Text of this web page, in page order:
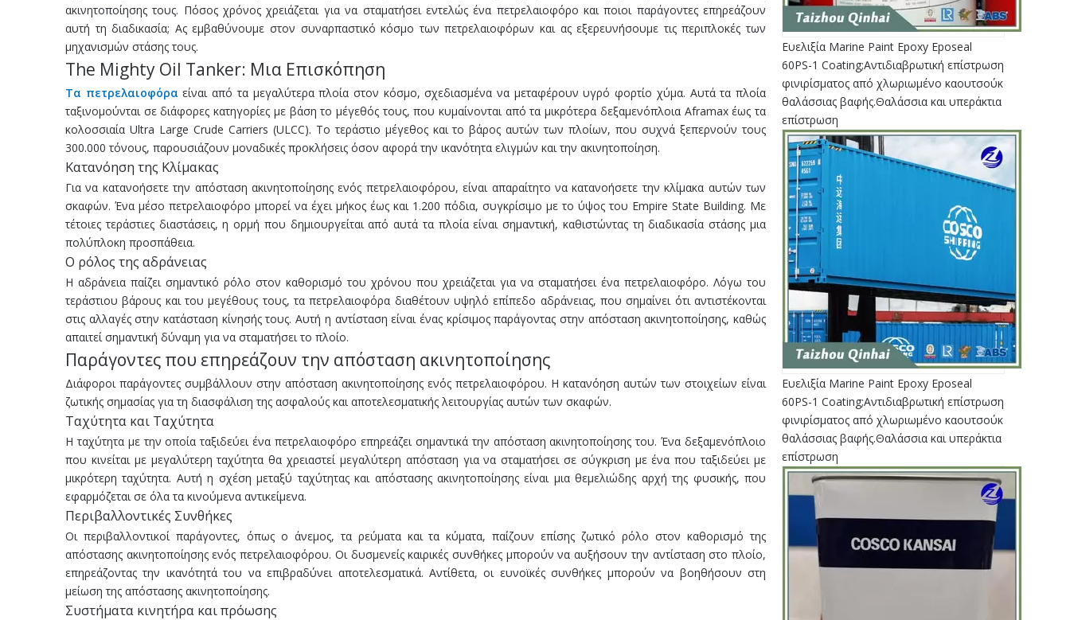
ακινητοποίησης τους. Πόσος χρόνος χρειάζεται για να σταματήσει εντελώς ένα πετρελαιοφόρο και ποιοι παράγοντες επηρεάζουν
αυτή τη διαδικασία; Ας εμβαθύνουμε στον συναρπαστικό κόσμο των πετρελαιοφόρων και ας εξερευνήσουμε τις περιπλοκές των
μηχανισμών στάσης τους.
The Mighty Oil Tanker: Μια Επισκόπηση
Τα πετρελαιοφόραείναι από τα μεγαλύτερα πλοία στον κόσμο, σχεδιασμένα να μεταφέρουν υγρό φορτίο χύμα. Αυτά τα πλοία
ταξινομούνται σε διάφορες κατηγορίες με βάση το μέγεθός τους, που κυμαίνονται από τα μικρότερα δεξαμενόπλοια Aframax έως τα
κολοσσιαία Ultra Large Crude Carriers (ULCC). Το τεράστιο μέγεθος και το βάρος αυτών των πλοίων, που συχνά ξεπερνούν τους
300.000 τόνους, παρουσιάζουν μοναδικές προκλήσεις όσον αφορά την ικανότητα ελιγμών και την ακινητοποίηση.
Κατανόηση της Κλίμακας
Για να κατανοήσετε την απόσταση ακινητοποίησης ενός πετρελαιοφόρου, είναι απαραίτητο να κατανοήσετε την κλίμακα αυτών των
σκαφών. Ένα μέσο πετρελαιοφόρο μπορεί να έχει μήκος έως και 1.200 πόδια, συγκρίσιμο με το ύψος του Empire State Building. Με
τέτοιες τεράστιες διαστάσεις, η ορμή που δημιουργείται από αυτά τα πλοία είναι σημαντική, καθιστώντας τη διαδικασία στάσης μια
πολύπλοκη προσπάθεια.
Ο ρόλος της αδράνειας
Η αδράνεια παίζει σημαντικό ρόλο στον καθορισμό του χρόνου που χρειάζεται για να σταματήσει ένα πετρελαιοφόρο. Λόγω του
τεράστιου βάρους και του μεγέθους τους, τα πετρελαιοφόρα διαθέτουν υψηλό επίπεδο αδράνειας, που σημαίνει ότι αντιστέκονται
στις αλλαγές στην κατάσταση κίνησής τους. Αυτή η αντίσταση είναι ένας κρίσιμος παράγοντας στην απόσταση ακινητοποίησης, καθώς
απαιτεί σημαντική δύναμη για να σταματήσει το πλοίο.
Παράγοντες που επηρεάζουν την απόσταση ακινητοποίησης
Διάφοροι παράγοντες συμβάλλουν στην απόσταση ακινητοποίησης ενός πετρελαιοφόρου. Η κατανόηση αυτών των στοιχείων είναι
ζωτικής σημασίας για τη διασφάλιση της ασφαλούς και αποτελεσματικής λειτουργίας αυτών των σκαφών.
Ταχύτητα και Ταχύτητα
Η ταχύτητα με την οποία ταξιδεύει ένα πετρελαιοφόρο επηρεάζει σημαντικά την απόσταση ακινητοποίησης του. Ένα δεξαμενόπλοιο
που κινείται με μεγαλύτερη ταχύτητα θα χρειαστεί μεγαλύτερη απόσταση για να σταματήσει σε σύγκριση με ένα που ταξιδεύει με
μικρότερη ταχύτητα. Αυτή η σχέση μεταξύ ταχύτητας και απόστασης ακινητοποίησης είναι μια θεμελιώδης αρχή της φυσικής, που
εφαρμόζεται σε όλα τα κινούμενα αντικείμενα.
Περιβαλλοντικές Συνθήκες
Οι περιβαλλοντικοί παράγοντες, όπως ο άνεμος, τα ρεύματα και τα κύματα, παίζουν επίσης ζωτικό ρόλο στον καθορισμό της
απόστασης ακινητοποίησης ενός πετρελαιοφόρου. Οι δυσμενείς καιρικές συνθήκες μπορούν να αυξήσουν την αντίσταση στο πλοίο,
επηρεάζοντας την ικανότητά του να επιβραδύνει αποτελεσματικά. Αντίθετα, οι ευνοϊκές συνθήκες μπορούν να βοηθήσουν στη
μείωση της απόστασης ακινητοποίησης.
Συστήματα κινητήρα και πρόωσης
Ευελιξία Marine Paint Epoxy Eposeal
60PS-1 Coating;Αντιδιαβρωτική επίστρωση
φινιρίσματος από χλωριωμένο καουτσούκ
θαλάσσιας βαφής.Θαλάσσια και υπεράκτια
επίστρωση
Ευελιξία Marine Paint Epoxy Eposeal
60PS-1 Coating;Αντιδιαβρωτική επίστρωση
φινιρίσματος από χλωριωμένο καουτσούκ
θαλάσσιας βαφής.Θαλάσσια και υπεράκτια
επίστρωση